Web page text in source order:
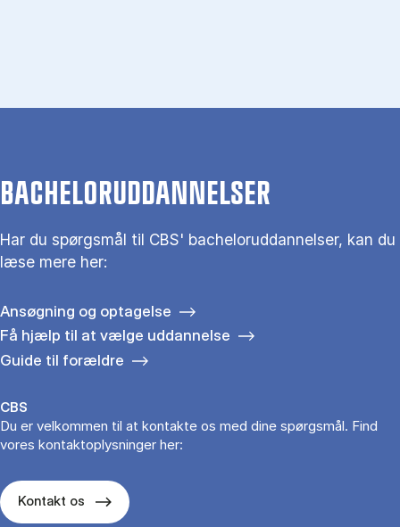
BACHELORUDDANNELSER
Har du spørgsmål til CBS' bacheloruddannelser, kan du
læse mere her:
Ansøgning og optagelse
Få hjælp til at vælge uddannelse
Guide til forældre
CBS
Du er velkommen til at kontakte os med dine spørgsmål. Find
vores kontaktoplysninger her:
Kontakt os